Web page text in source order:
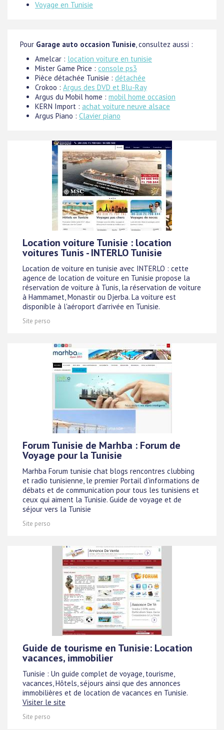
Voyage en Tunisie
Pour Garage auto occasion Tunisie , consultez aussi :
Amelcar : location voiture en tunisie
Mister Game Price : console ps3
Pièce détachée Tunisie : détachée
Crokoo : Argus des DVD et Blu-Ray
Argus du Mobil home : mobil home occasion
KERN Import : achat voiture neuve alsace
Argus Piano : Clavier piano
Location voiture Tunisie : location
voitures Tunis - INTERLO Tunisie
Location de voiture en tunisie avec INTERLO : cette
agence de location de voiture en Tunisie propose la
réservation de voiture à Tunis, la réservation de voiture
à Hammamet, Monastir ou Djerba. La voiture est
disponible à l'aéroport d'arrivée en Tunisie.
Site perso
Forum Tunisie de Marhba : Forum de
Voyage pour la Tunisie
Marhba Forum tunisie chat blogs rencontres clubbing
et radio tunisienne, le premier Portail d'informations de
débats et de communication pour tous les tunisiens et
ceux qui aiment la Tunisie. Guide de voyage et de
séjour vers la Tunisie
Site perso
Guide de tourisme en Tunisie: Location
vacances, immobilier
Tunisie : Un guide complet de voyage, tourisme,
vacances, Hôtels, séjours ainsi que des annonces
immobilières et de location de vacances en Tunisie.
Visiter le site
Site perso